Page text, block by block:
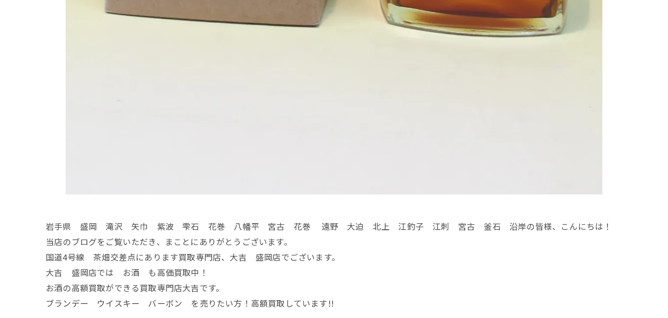
岩手県 盛岡 滝沢 矢巾 紫波 雫石 花巻 八幡平 宮古 花巻 遠野 大迫 北上 江釣子 江刺 宮古 釜石 沿岸の皆様、こんにちは！
当店のブログをご覧いただき、まことにありがとうございます。
国道4号線 茶畑交差点にあります買取専門店、大吉 盛岡店でございます。
大吉 盛岡店では お酒 も高価買取中！
お酒の高額買取ができる買取専門店大吉です。
ブランデー ウイスキー バーボン を売りたい方！高額買取しています!!